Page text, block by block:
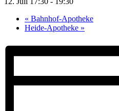
« Bahnhof-Apotheke
Heide-Apotheke »